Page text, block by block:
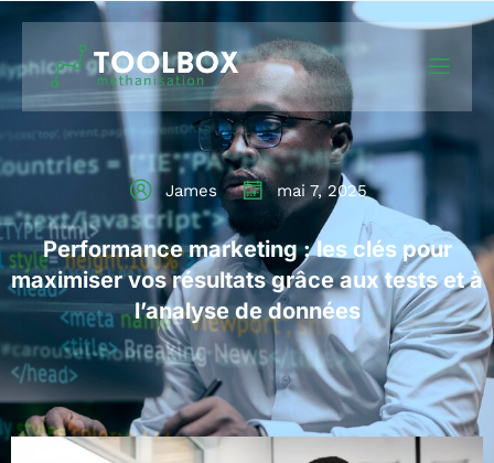
James mai 7, 2025
Performance marketing : les clés pour
maximiser vos résultats grâce aux tests et à
l’analyse de données